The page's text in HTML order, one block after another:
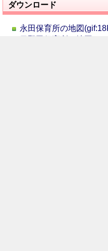
ダウンロード
永田保育所の地図